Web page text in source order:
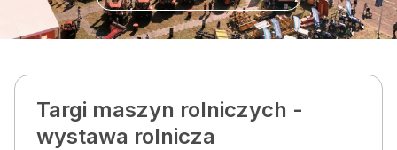
Targi maszyn rolniczych -
wystawa rolnicza